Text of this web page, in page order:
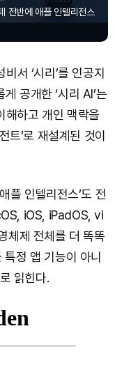
전반에 애플 인텔리전스
서 ‘시리’를 인공지
공개한 ‘시리 AI’는
해하고 개인 맥락을
트’로 재설계된 것이
플 인텔리전스’도 전
iOS, iPadOS, vi
체제 전체를 더 똑똑
정 앱 기능이 아니
읽힌다.